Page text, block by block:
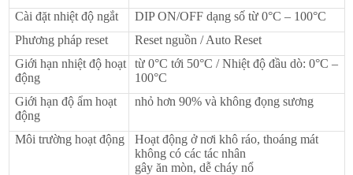
Cài đặt nhiệt độ ngắt
DIP ON/OFF dạng số từ 0°C – 100°C
Phương pháp reset
Reset nguồn / Auto Reset
Giới hạn nhiệt độ hoạt
động
từ 0°C tới 50°C / Nhiệt độ đầu dò: 0°C –
100°C
Giới hạn độ ẩm hoạt
động
nhỏ hơn 90% và không đọng sương
Môi trường hoạt động
Hoạt động ở nơi khô ráo, thoáng mát
không có các tác nhân
gây ăn mòn, dễ cháy nổ